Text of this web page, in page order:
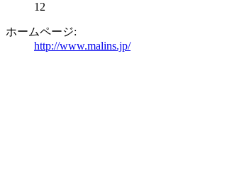
12
ホームページ:
http://www.malins.jp/